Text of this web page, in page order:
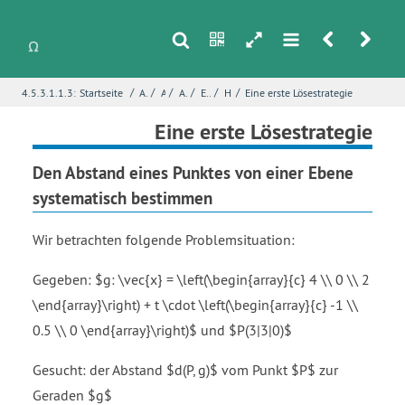
s n h m r u
4.5.3.1.1.3: Startseite / Analytische Geometrie/ Abstände
/ Abstand zu einer Geraden/ Erkundung - Abstand Punkt-Gerade / Hochspannungsleitungen/ Eine erste Lösestrategie
Eine erste Lösestrategie
Den Abstand eines Punktes von einer Ebene
systematisch bestimmen
Wir betrachten folgende Problemsituation:
Gegeben: $g: \vec{x} = \left(\begin{array}{c} 4 \\ 0 \\ 2
\end{array}\right) + t \cdot \left(\begin{array}{c} -1 \\
0.5 \\ 0 \end{array}\right)$ und $P(3|3|0)$
Gesucht: der Abstand $d(P, g)$ vom Punkt $P$ zur
Geraden $g$
E-Mail*
Seite
Fehlerbeschreibung